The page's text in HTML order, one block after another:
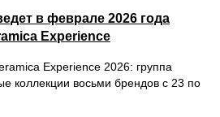
в феврале 2026 года
Experience
Experience 2026: группа
коллекции восьми брендов с 23 по